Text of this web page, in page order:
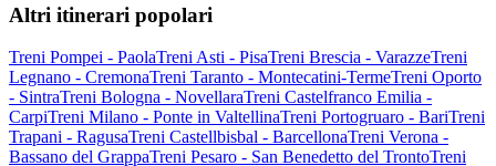
Altri itinerari popolari
Treni Pompei - PaolaTreni Asti - PisaTreni Brescia - VarazzeTreni
Legnano - CremonaTreni Taranto - Montecatini-TermeTreni Oporto
- SintraTreni Bologna - NovellaraTreni Castelfranco Emilia -
CarpiTreni Milano - Ponte in ValtellinaTreni Portogruaro - BariTreni
Trapani - RagusaTreni Castellbisbal - BarcellonaTreni Verona -
Bassano del GrappaTreni Pesaro - San Benedetto del TrontoTreni